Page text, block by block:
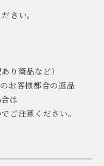
さい。
り商品など）
お客様都合の返品
は
ご注意ください。